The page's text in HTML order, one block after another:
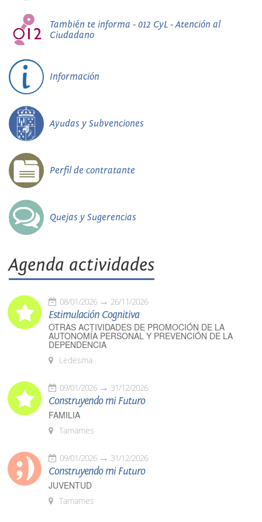
También te informa - 012 CyL - Atención al
Ciudadano
Información
Ayudas y Subvenciones
Perfil de contratante
Quejas y Sugerencias
Agenda actividades
08/01/2026 26/11/2026
Estimulación Cognitiva
OTRAS ACTIVIDADES DE PROMOCIÓN DE LA
AUTONOMÍA PERSONAL Y PREVENCIÓN DE LA
DEPENDENCIA
Ledesma
09/01/2026 31/12/2026
Construyendo mi Futuro
FAMILIA
Tamames
09/01/2026 31/12/2026
Construyendo mi Futuro
JUVENTUD
Tamames